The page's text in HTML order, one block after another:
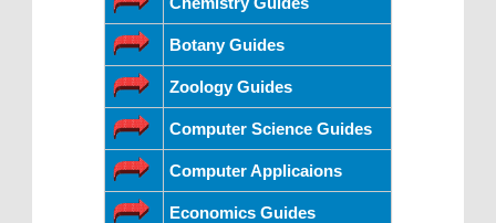
Botany Guides
Zoology Guides
Computer Science Guides
Computer Applicaions
Economics Guides